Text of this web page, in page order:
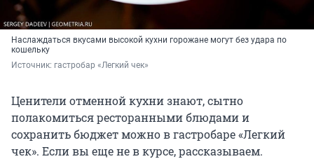
Наслаждаться вкусами высокой кухни горожане могут без удара по
кошельку
Источник: гастробар «Легкий чек»
Ценители отменной кухни знают, сытно
полакомиться ресторанными блюдами и
сохранить бюджет можно в гастробаре «Легкий
чек». Если вы еще не в курсе, рассказываем.